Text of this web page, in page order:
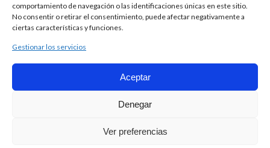
comportamiento de navegación o las identificaciones únicas en este sitio.
No consentir o retirar el consentimiento, puede afectar negativamente a
ciertas características y funciones.
Gestionar los servicios
Aceptar
Denegar
Ver preferencias
Mapa Web
Ayuntamiento de Madrid, 2018